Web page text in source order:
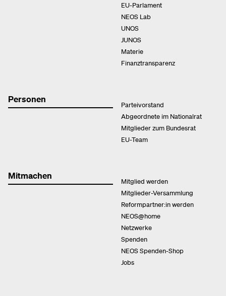
EU-Parlament
NEOS Lab
UNOS
JUNOS
Materie
Finanztransparenz
Personen
Parteivorstand
Abgeordnete im Nationalrat
Mitglieder zum Bundesrat
EU-Team
Mitmachen
Mitglied werden
Mitglieder-Versammlung
Reformpartner:in werden
NEOS@home
Netzwerke
Spenden
NEOS Spenden-Shop
Jobs